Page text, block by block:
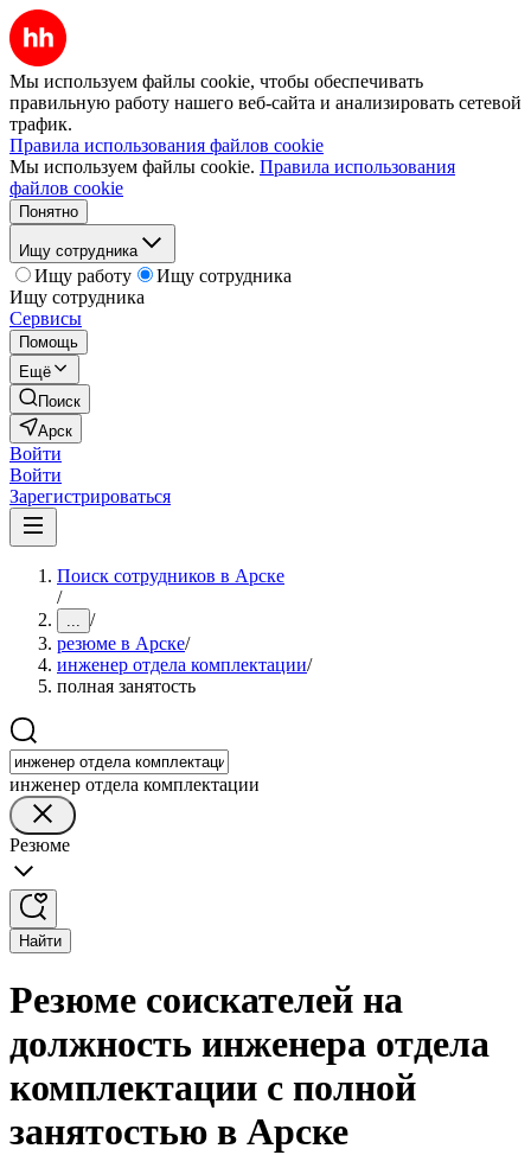
Мы используем файлы cookie, чтобы обеспечивать
правильную работу нашего веб-сайта и анализировать сетевой
трафик.
Правила использования файлов cookie
Мы используем файлы cookie. Правила использования
файлов cookie
Понятно
Ищу сотрудника
Ищу работу
Ищу сотрудника
Ищу сотрудника
Сервисы
Помощь
Ещё
Поиск
Арск
Войти
Войти
Зарегистрироваться
Поиск сотрудников в Арске
/
... /
резюме в Арске/
инженер отдела комплектации/
полная занятость
инженер отдела комплектации
Резюме
Найти
Резюме соискателей на
должность инженера отдела
комплектации с полной
занятостью в Арске